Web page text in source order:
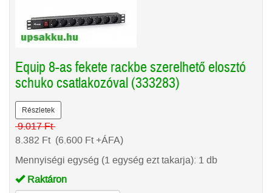
Equip 8-as fekete rackbe szerelhető elosztó
schuko csatlakozóval (333283)
Részletek
9.017Ft
8.382 Ft(6.600 Ft+ÁFA)
Mennyiségi egység (1 egység ezt takarja): 1 db
Raktáron